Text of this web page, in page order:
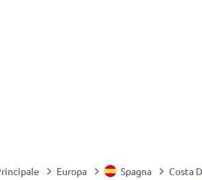
Europa Spagna Costa